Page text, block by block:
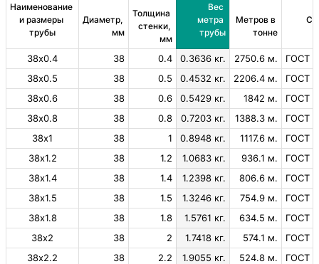
Наименование
и размеры
трубы
Диаметр,
мм
Толщина
стенки,
мм
Вес
метра
трубы
Метров в
тонне
38х0.4 38 0.4 0.3636 кг. 2750.6 м.
ГОСТ
38х0.5
38 0.5 0.4532 кг. 2206.4 м.
ГОСТ
38х0.6
38 0.6 0.5429 кг. 1842 м.
ГОСТ
38х0.8
38 0.8 0.7203 кг. 1388.3 м.
ГОСТ
38х1
38 1 0.8948 кг. 1117.6 м.
ГОСТ
38х1.2
38 1.2 1.0683 кг. 936.1 м.
ГОСТ
38х1.4
38 1.4 1.2398 кг. 806.6 м.
ГОСТ
38х1.5
38 1.5 1.3246 кг. 754.9 м.
ГОСТ
38х1.8
38 1.8 1.5761 кг. 634.5 м.
ГОСТ
38х2
38 2 1.7418 кг. 574.1 м.
ГОСТ
38х2.2
38 2.2 1.9055 кг. 524.8 м.
ГОСТ